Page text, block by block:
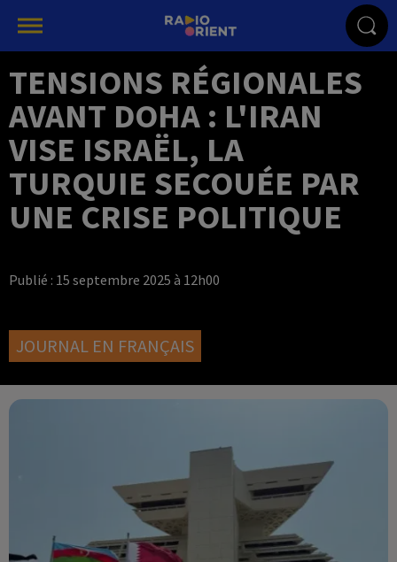
TENSIONS RÉGIONALES
AVANT DOHA : L'IRAN
VISE ISRAËL, LA
TURQUIE SECOUÉE PAR
UNE CRISE POLITIQUE
Publié : 15 septembre 2025 à 12h00
JOURNAL EN FRANÇAIS